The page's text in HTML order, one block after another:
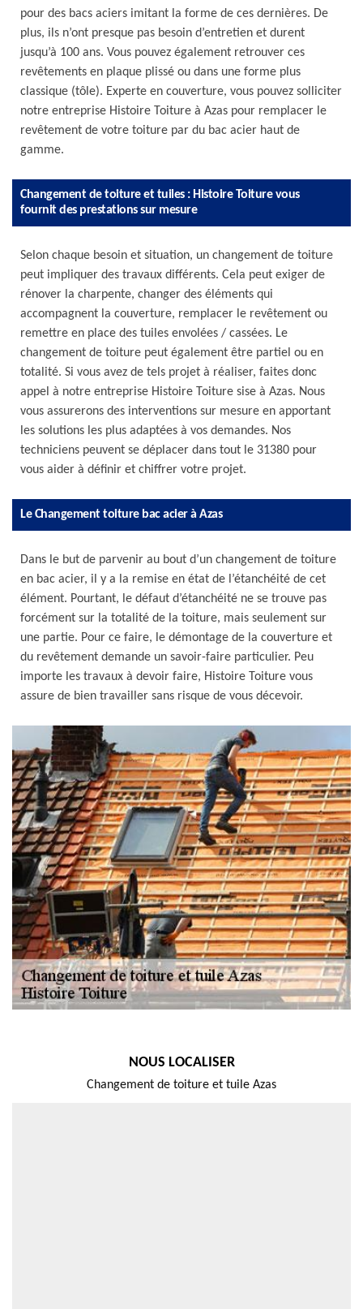
pour des bacs aciers imitant la forme de ces dernières. De
plus, ils n’ont presque pas besoin d’entretien et durent
jusqu’à 100 ans. Vous pouvez également retrouver ces
revêtements en plaque plissé ou dans une forme plus
classique (tôle). Experte en couverture, vous pouvez solliciter
notre entreprise Histoire Toiture à Azas pour remplacer le
revêtement de votre toiture par du bac acier haut de
gamme.
Changement de toiture et tuiles : Histoire Toiture vous
fournit des prestations sur mesure
Selon chaque besoin et situation, un changement de toiture
peut impliquer des travaux différents. Cela peut exiger de
rénover la charpente, changer des éléments qui
accompagnent la couverture, remplacer le revêtement ou
remettre en place des tuiles envolées / cassées. Le
changement de toiture peut également être partiel ou en
totalité. Si vous avez de tels projet à réaliser, faites donc
appel à notre entreprise Histoire Toiture sise à Azas. Nous
vous assurerons des interventions sur mesure en apportant
les solutions les plus adaptées à vos demandes. Nos
techniciens peuvent se déplacer dans tout le 31380 pour
vous aider à définir et chiffrer votre projet.
Le Changement toiture bac acier à Azas
Dans le but de parvenir au bout d’un changement de toiture
en bac acier, il y a la remise en état de l’étanchéité de cet
élément. Pourtant, le défaut d’étanchéité ne se trouve pas
forcément sur la totalité de la toiture, mais seulement sur
une partie. Pour ce faire, le démontage de la couverture et
du revêtement demande un savoir-faire particulier. Peu
importe les travaux à devoir faire, Histoire Toiture vous
assure de bien travailler sans risque de vous décevoir.
NOUS LOCALISER
Changement de toiture et tuile Azas